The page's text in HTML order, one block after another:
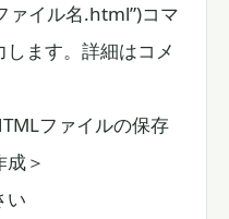
ァイル名.html”)コマ
ます。詳細はコメ
ファイルの保存
＞
い